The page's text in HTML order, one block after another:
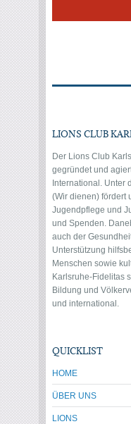
LIONS CLUB
Der Lions Club
gegründet und
International. Unter
(Wir dienen) fördert
Jugendpflege und
und Spenden.
auch der
Unterstützung
Menschen sowie
Karlsruhe-Fidelitas
Bildung und
und international.
QUICKLIST
HOME
ÜBER UNS
LIONS